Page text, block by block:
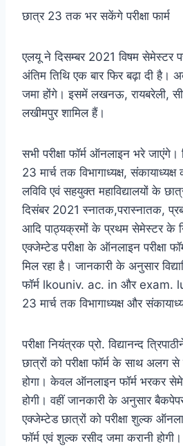
छात्र 23 तक भर सकेंगे परीक्षा फार्म
एलयू ने दिसम्बर 2021 विषम सेमेस्टर
अंतिम तिथि एक बार फिर बढ़ा दी है।
जमा होंगे। इसमें लखनऊ, रायबरेली,
लखीमपुर शामिल हैं।
सभी परीक्षा फॉर्म ऑनलाइन भरे जाएंगे।
23 मार्च तक विभागाध्यक्ष,
लविवि एवं सहयुक्त महाविद्यालयों के
दिसंबर 2021 स्नातक,परास्नातक,
आदि पाठ्यक्रमों के प्रथम सेमेस्टर के
एक्जेम्टेड परीक्षा के ऑनलाइन परीक्षा
मिल रहा है। जानकारी के अनुसार
फॉर्म lkouniv. ac. in और exam.
23 मार्च तक विभागाध्यक्ष और
परीक्षा नियंत्रक प्रो. विद्यानन्द
छात्रों को परीक्षा फॉर्म के साथ अलग
होगा। केवल ऑनलाइन फॉर्म भरकर
होगी। वहीं जानकारी के अनुसार
एक्जेम्टेड छात्रों को परीक्षा शुल्क
फॉर्म एवं शुल्क रसीद जमा करानी